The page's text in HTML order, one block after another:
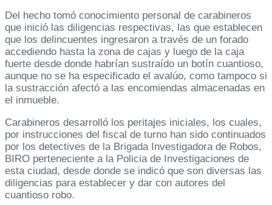
Del hecho tomó conocimiento personal de carabineros
que inició las diligencias respectivas, las que establecen
que los delincuentes ingresaron a través de un forado
accediendo hasta la zona de cajas y luego de la caja
fuerte desde donde habrían sustraído un botín cuantioso,
aunque no se ha especificado el avalúo, como tampoco si
la sustracción afectó a las encomiendas almacenadas en
el inmueble.
Carabineros desarrolló los peritajes iniciales, los cuales,
por instrucciones del fiscal de turno han sido continuados
por los detectives de la Brigada Investigadora de Robos,
BIRO perteneciente a la Policia de Investigaciones de
esta ciudad, desde donde se indicó que son diversas las
diligencias para establecer y dar con autores del
cuantioso robo.